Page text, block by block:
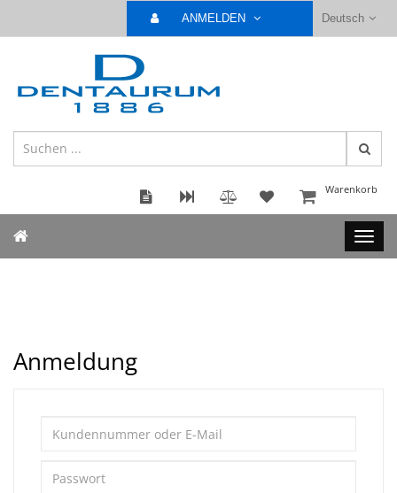
Deutsch
ANMELDEN
Warenkorb
Anmeldung